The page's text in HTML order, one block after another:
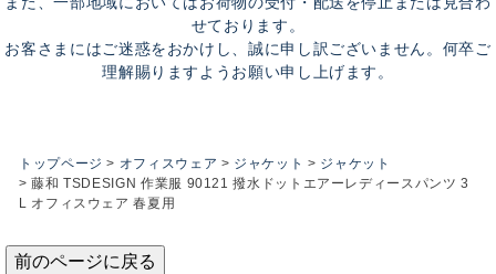
せております。
お客さまにはご迷惑をおかけし、誠に申し訳ございません。何卒ご
理解賜りますようお願い申し上げます。
トップページ オフィスウェア ジャケット
ジャケット
藤和 TSDESIGN 作業服 90121 撥水ドットエアーレディースパンツ 3
L オフィスウェア 春夏用
前のページに戻る